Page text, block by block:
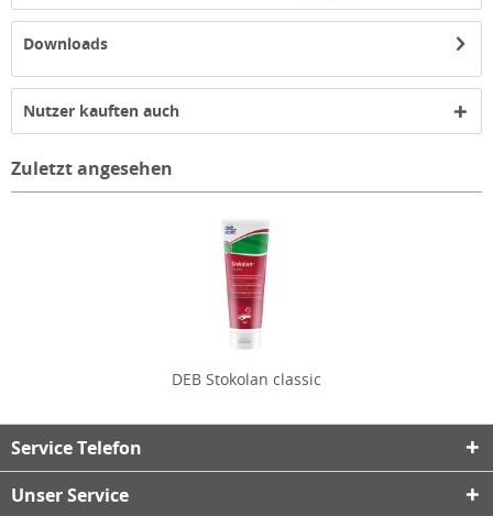
Downloads
Nutzer kauften auch
Zuletzt angesehen
DEB Stokolan classic
Service Telefon
Unser Service